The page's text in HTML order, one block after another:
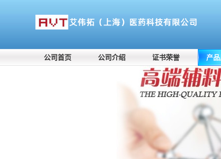
公司首页 公司介绍 证书荣誉 产